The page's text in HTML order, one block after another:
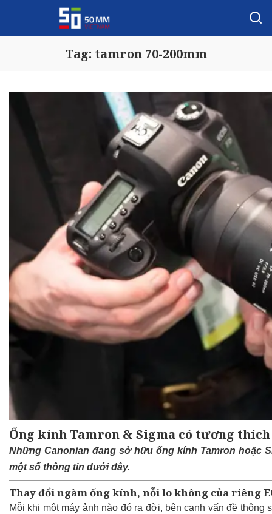
Tag: tamron 70-200mm
Ống kính Tamron & Sigma có tương thích
Những Canonian đang sở hữu ống kính Tamron hoặc
một số thông tin dưới đây.
Thay đổi ngàm ống kính, nỗi lo không của riêng
Mỗi khi một máy ảnh nào đó ra đời, bên cạnh vấn đề thông